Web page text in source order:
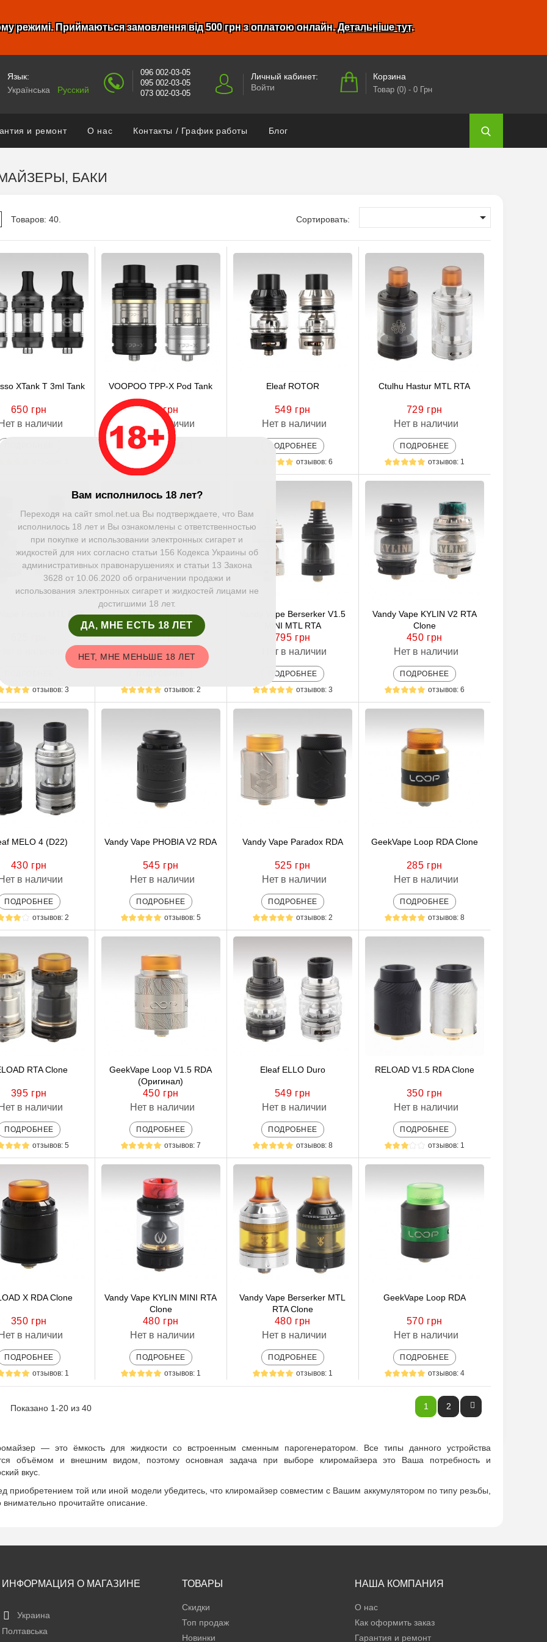
режимі. Приймаються замовлення від 500 грн з оплатою онлайн.Детальніше тут.
Язык:
Українська
Русский
096 002-03-05
095 002-03-05
073 002-03-05
Личный кабинет:
Войти
Корзина
Товар (0)- 0 Грн
и ремонт О нас Контакты / График работы Блог
БАКИ
Товаров: 40. Сортировать: 
XTank T 3ml Tank
650 грн
в наличии
VOOPOO TPP-X Pod Tank
650 грн
Нет в наличии
ПОДРОБНЕЕ
отзывов: 6
Eleaf ROTOR
549 грн
Нет в наличии
ПОДРОБНЕЕ
отзывов: 6
Ctulhu Hastur MTL RTA
729 грн
Нет в наличии
ПОДРОБНЕЕ
отзывов: 1
Fresia MTL RTA
отзывов: 3
THC Tauren RTA
690 грн
Нет в наличии
отзывов: 2
Vandy Vape Berserker V1.5
MINI MTL RTA
795 грн
Нет в наличии
ПОДРОБНЕЕ
отзывов: 3
Vandy Vape KYLIN V2 RTA
Clone
450 грн
Нет в наличии
ПОДРОБНЕЕ
отзывов: 6
MELO 4 (D22)
430 грн
в наличии
ПОДРОБНЕЕ
отзывов: 2
Vandy Vape PHOBIA V2 RDA
545 грн
Нет в наличии
ПОДРОБНЕЕ
отзывов: 5
Vandy Vape Paradox RDA
525 грн
Нет в наличии
ПОДРОБНЕЕ
отзывов: 2
GeekVape Loop RDA Clone
285 грн
Нет в наличии
ПОДРОБНЕЕ
отзывов: 8
RTA Clone
395 грн
в наличии
ПОДРОБНЕЕ
отзывов: 5
GeekVape Loop V1.5 RDA
(Оригинал)
450 грн
Нет в наличии
ПОДРОБНЕЕ
отзывов: 7
Eleaf ELLO Duro
549 грн
Нет в наличии
ПОДРОБНЕЕ
отзывов: 8
RELOAD V1.5 RDA Clone
350 грн
Нет в наличии
ПОДРОБНЕЕ
отзывов: 1
X RDA Clone
350 грн
в наличии
ПОДРОБНЕЕ
отзывов: 1
Vandy Vape KYLIN MINI RTA
Clone
480 грн
Нет в наличии
ПОДРОБНЕЕ
отзывов: 1
Vandy Vape Berserker MTL
RTA Clone
480 грн
Нет в наличии
ПОДРОБНЕЕ
отзывов: 1
GeekVape Loop RDA
570 грн
Нет в наличии
ПОДРОБНЕЕ
отзывов: 4
Показано 1-20 из 40 1 2
— это ёмкость для жидкости со встроенным сменным парогенератором. Все типы данного устройства
объёмом и внешним видом, поэтому основная задача при выборе клиромайзера это Ваша потребность и
вкус.
приобретением той или иной модели убедитесь, что клиромайзер совместим с Вашим аккумулятором по типу резьбы,
внимательно прочитайте описание.
ИНФОРМАЦИЯ О МАГАЗИНЕ
Украина
Полтавська
ТОВАРЫ
Скидки
Топ продаж
Новинки
НАША КОМПАНИЯ
О нас
Как оформить заказ
Гарантия и ремонт
Вам исполнилось 18 лет?
Переходя на сайт smol.net.ua Вы подтверждаете, что Вам
исполнилось 18 лет и Вы ознакомлены с ответственностью
при покупке и использовании электронных сигарет и
жидкостей для них согласно статьи 156 Кодекса Украины об
административных правонарушениях и статьи 13 Закона
3628 от 10.06.2020 об ограничении продажи и
использования электронных сигарет и жидкостей лицами не
достигшими 18 лет.
ДА, МНЕ ЕСТЬ 18 ЛЕТ
НЕТ, МНЕ МЕНЬШЕ 18 ЛЕТ